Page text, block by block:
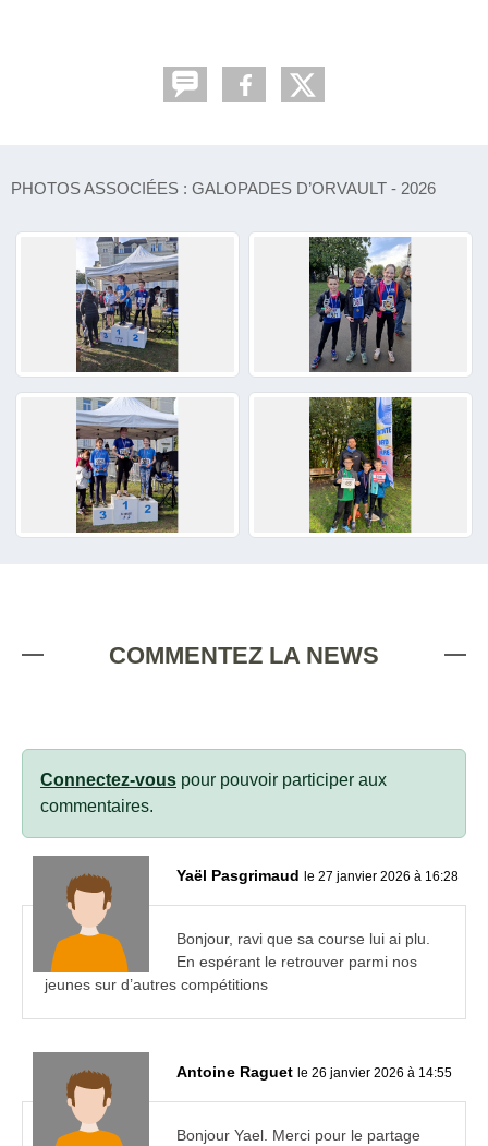
PHOTOS ASSOCIÉES : GALOPADES D’ORVAULT - 2026
COMMENTEZ LA NEWS
Connectez-vous pour pouvoir participer aux
commentaires.
Yaël Pasgrimaud le 27 janvier 2026 à 16:28
Bonjour, ravi que sa course lui ai plu.
En espérant le retrouver parmi nos
jeunes sur d’autres compétitions
Antoine Raguet le 26 janvier 2026 à 14:55
Bonjour Yael. Merci pour le partage